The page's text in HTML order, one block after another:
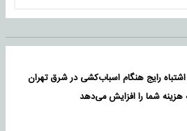
۵ اشتباه رایج هنگام اسباب‌کشی در شرق تهران
هزینه شما را افزایش می‌دهد